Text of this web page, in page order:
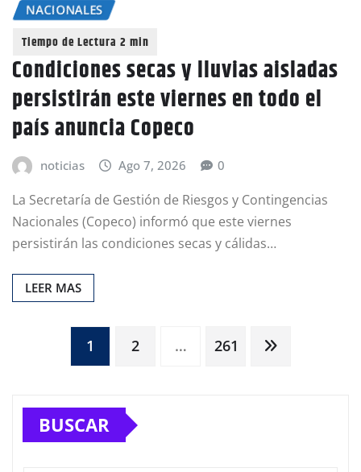
NACIONALES
Condiciones secas y lluvias aisladas
persistirán este viernes en todo el
país anuncia Copeco
noticias Ago 7, 2026 0
La Secretaría de Gestión de Riesgos y Contingencias
Nacionales (Copeco) informó que este viernes
persistirán las condiciones secas y cálidas…
LEER MAS
Paginación
de
entradas
1 2 … 261
BUSCAR